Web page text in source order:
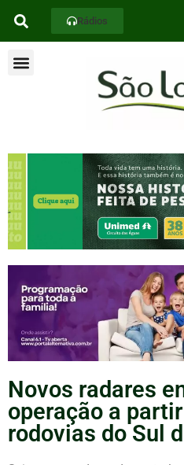
Rádios
Novos radares
operação a
rodovias do Sul